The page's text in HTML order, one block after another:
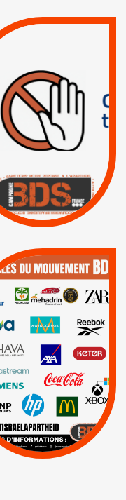
RESPECT DU DROIT
INTERNATIONAL ?
TRUMP, MACRON :
MÊME COMBAT
| Actus |
| Boycott militaire |
Lettres d'interpellation
QUE BOYCOTTER ?
BOYCOTT /
AXA BNP | CAF |
Carrefour | HP |
Keter |
Livres et brochures |
Mehadrin | PUMA
Sodastream |
Visuels, tracts,
affiches,...